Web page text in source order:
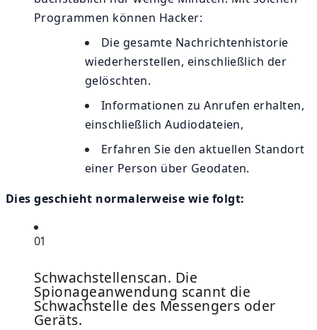
Programmen können Hacker:
Die gesamte Nachrichtenhistorie
wiederherstellen, einschließlich der
gelöschten.
Informationen zu Anrufen erhalten,
einschließlich Audiodateien,
Erfahren Sie den aktuellen Standort
einer Person über Geodaten.
Dies geschieht normalerweise wie folgt:
01
Schwachstellenscan. Die
Spionageanwendung scannt die
Schwachstelle des Messengers oder
Geräts.